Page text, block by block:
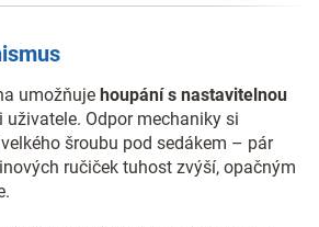
umožňuje houpání s nastavitelnou
Odpor mechaniky si
šroubu pod sedákem – pár
ručiček tuhost zvýší, opačným